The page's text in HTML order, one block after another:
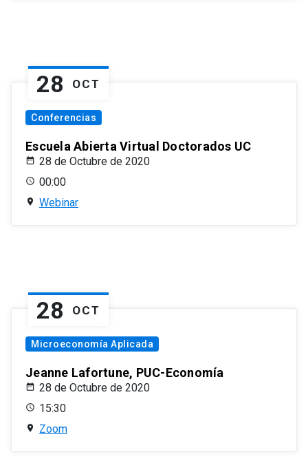
28 OCT
Conferencias
Escuela Abierta Virtual Doctorados UC
28 de Octubre de 2020
00:00
Webinar
28 OCT
Microeconomía Aplicada
Jeanne Lafortune, PUC-Economía
28 de Octubre de 2020
15:30
Zoom